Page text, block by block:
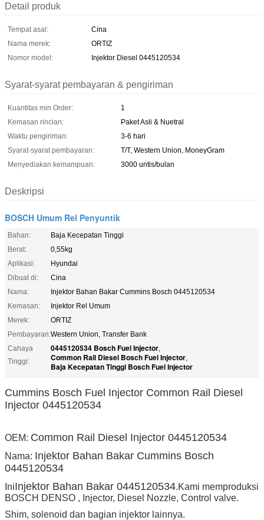
Detail produk
Tempat asal:
Cina
Nama merek:
ORTIZ
Nomor model:
Injektor Diesel 0445120534
Syarat-syarat pembayaran & pengiriman
Kuantitas min Order:
1
Kemasan rincian:
Paket Asli & Nuetral
Waktu pengiriman:
3-6 hari
Syarat-syarat pembayaran:
T/T, Western Union, MoneyGram
Menyediakan kemampuan:
3000 untis/bulan
Deskripsi
BOSCH Umum Rel Penyuntik
Bahan:
Baja Kecepatan Tinggi
Berat:
0,55kg
Aplikasi:
Hyundai
Dibuat di:
Cina
Nama:
Injektor Bahan Bakar Cummins Bosch 0445120534
Kemasan:
Injektor Rel Umum
Merek:
ORTIZ
Pembayaran:Western Union, Transfer Bank
Cahaya
Tinggi:
0445120534 Bosch Fuel Injector,
Common Rail Diesel Bosch Fuel Injector,
Baja Kecepatan Tinggi Bosch Fuel Injector
Cummins Bosch Fuel Injector Common Rail Diesel
Injector 0445120534
OEM: Common Rail Diesel Injector 0445120534
Nama: Injektor Bahan Bakar Cummins Bosch
0445120534
IniInjektor Bahan Bakar 0445120534.Kami memproduksi
BOSCH DENSO , Injector, Diesel Nozzle, Control valve.
Shim, solenoid dan bagian injektor lainnya.